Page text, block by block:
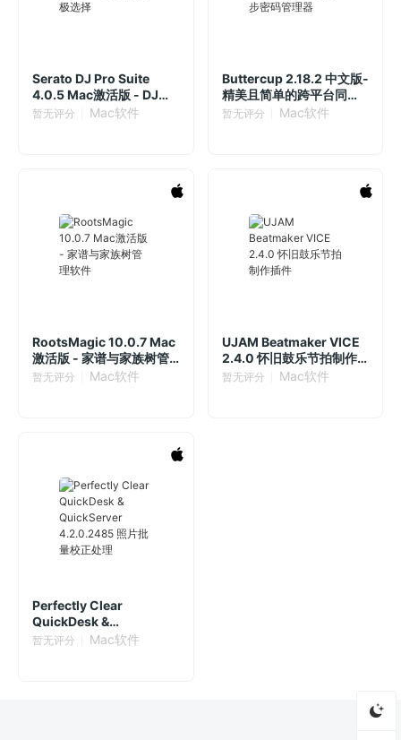
Serato DJ Pro Suite
4.0.5 Mac激活版 - DJ混
音的终极选择
暂无评分 Mac软件
Buttercup 2.18.2 中文版-
精美且简单的跨平台同步
密码管理器
暂无评分 Mac软件
RootsMagic 10.0.7 Mac
激活版 - 家谱与家族树管
理软件
暂无评分 Mac软件
UJAM Beatmaker VICE
2.4.0 怀旧鼓乐节拍制作
插件
暂无评分 Mac软件
Perfectly Clear
QuickDesk &
QuickServer 4.2.0.2485
暂无评分 Mac软件